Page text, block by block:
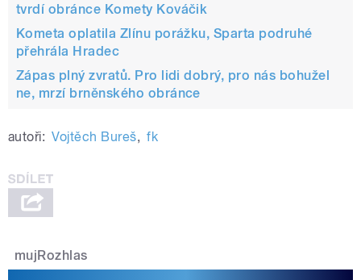
tvrdí obránce Komety Kováčik
Kometa oplatila Zlínu porážku, Sparta podruhé
přehrála Hradec
Zápas plný zvratů. Pro lidi dobrý, pro nás bohužel
ne, mrzí brněnského obránce
autoři: Vojtěch Bureš, fk
mujRozhlas